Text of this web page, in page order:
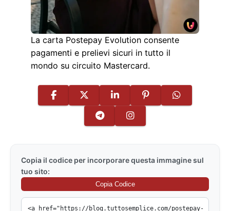
La carta Postepay Evolution consente
pagamenti e prelievi sicuri in tutto il
mondo su circuito Mastercard.
Copia il codice per incorporare questa immagine sul
tuo sito:
Copia Codice